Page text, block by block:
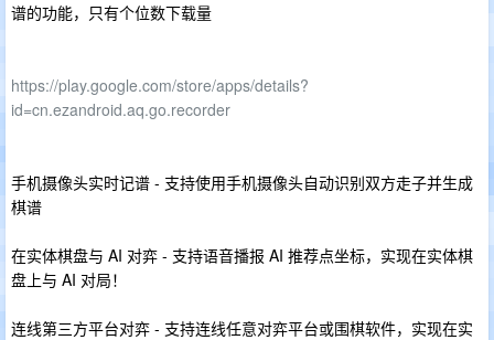
谱的功能，只有个位数下载量
https://play.google.com/store/apps/details?
id=cn.ezandroid.aq.go.recorder
手机摄像头实时记谱 - 支持使用手机摄像头自动识别双方走子并生成
棋谱
在实体棋盘与 AI 对弈 - 支持语音播报 AI 推荐点坐标，实现在实体棋
盘上与 AI 对局！
连线第三方平台对弈 - 支持连线任意对弈平台或围棋软件，实现在实